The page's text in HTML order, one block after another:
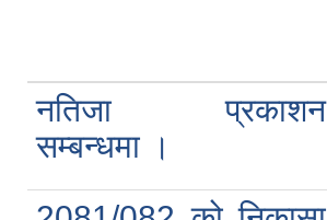
नतिजा प्रकाशन
सम्बन्धमा ।